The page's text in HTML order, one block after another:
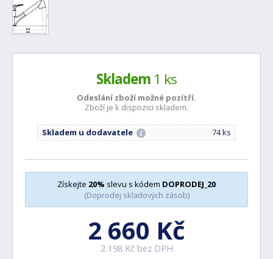
Skladem 1 ks
Odeslání zboží možné pozítří.
Zboží je k dispozici skladem.
Skladem u dodavatele 74 ks
Získejte 20% slevu s kódem DOPRODEJ_20
(Doprodej skladových zásob)
2 660 Kč
2 198 Kč bez DPH